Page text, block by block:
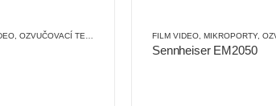
OZVUČOVACÍ TECHNIKA PŘÍSLUŠENSTVÍ,PŘÍSLUŠENSTVÍ (OT)
FILM VIDEO MIKROPORTY,
Sennheiser EM2050